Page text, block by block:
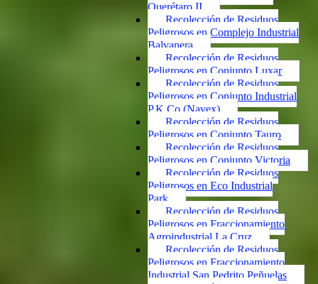
Querétaro II
Recolección de Residuos
Peligrosos en Complejo Industrial
Balvanera
Recolección de Residuos
Peligrosos en Conjunto Luxar
Recolección de Residuos
Peligrosos en Conjunto Industrial
P.K.Co (Navex)
Recolección de Residuos
Peligrosos en Conjunto Tauro
Recolección de Residuos
Peligrosos en Conjunto Victoria
Recolección de Residuos
Peligrosos en Eco Industrial
Park
Recolección de Residuos
Peligrosos en Fraccionamiento
Agroindustrial La Cruz
Recolección de Residuos
Peligrosos en Fraccionamiento
Industrial San Pedrito Peñuelas